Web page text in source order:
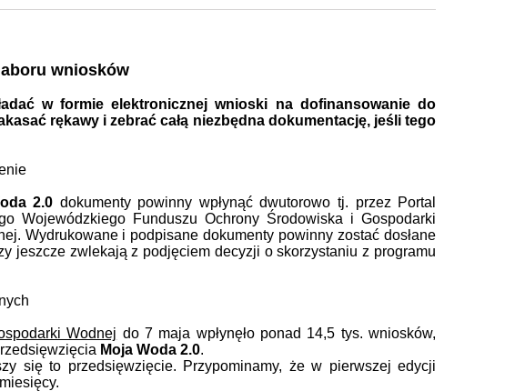
wniosków
w formie elektronicznej wnioski na dofinansowanie do
rękawy i zebrać całą niezbędna dokumentację, jeśli tego
2.0 dokumenty powinny wpłynąć dwutorowo tj. przez Portal
Wojewódzkiego Funduszu Ochrony Środowiska i Gospodarki
Wydrukowane i podpisane dokumenty powinny zostać dosłane
jeszcze zwlekają z podjęciem decyzji o skorzystaniu z programu
Wodnej do 7 maja wpłynęło ponad 14,5 tys. wniosków,
Moja Woda 2.0.
się to przedsięwzięcie. Przypominamy, że w pierwszej edycji